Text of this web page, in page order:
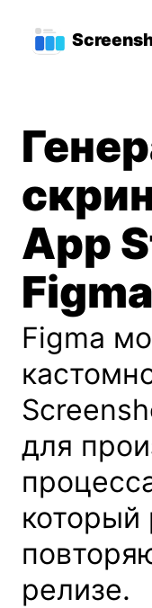
App
Figma
Figma
для
который
релизе.